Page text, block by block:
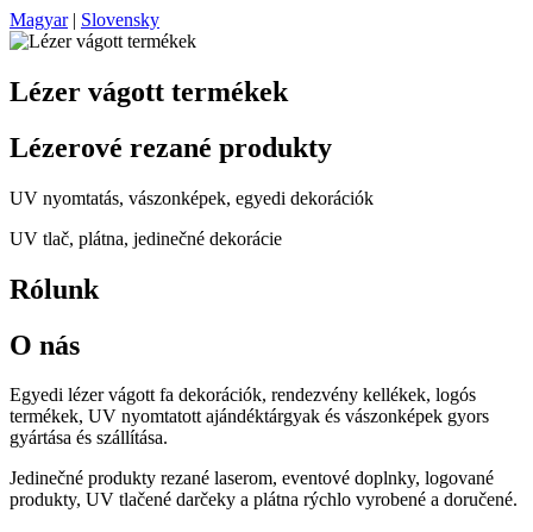
Magyar| Slovensky
Lézer vágott termékek
Lézerové rezané produkty
UV nyomtatás, vászonképek, egyedi dekorációk
UV tlač, plátna, jedinečné dekorácie
Rólunk
O nás
Egyedi lézer vágott fa dekorációk, rendezvény kellékek, logós
termékek, UV nyomtatott ajándéktárgyak és vászonképek gyors
gyártása és szállítása.
Jedinečné produkty rezané laserom, eventové doplnky, logované
produkty, UV tlačené darčeky a plátna rýchlo vyrobené a doručené.